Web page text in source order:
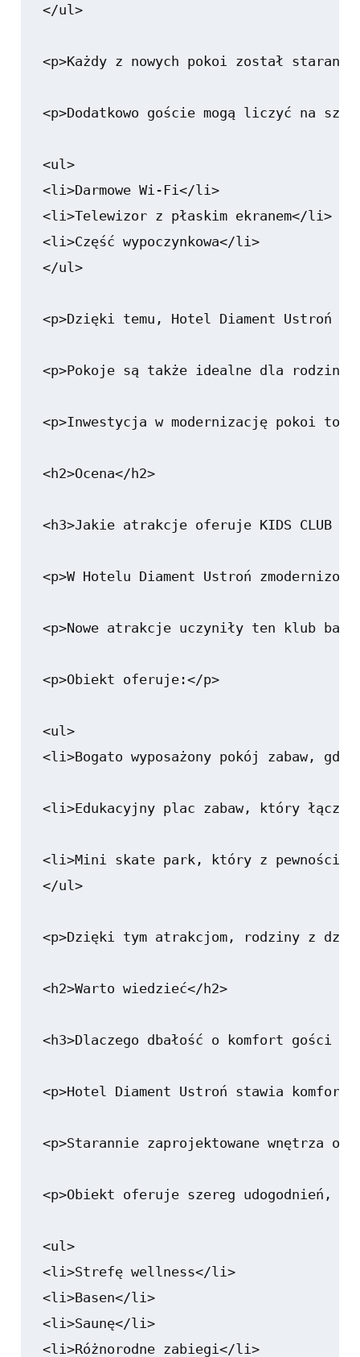
</ul>
<p>Każdy z nowych pokoi został
<p>Dodatkowo goście mogą liczyć na
<ul>
<li>Darmowe Wi-Fi</li>
<li>Telewizor z płaskim ekranem</li>
<li>Część wypoczynkowa</li>
</ul>
<p>Dzięki temu, Hotel Diament Ustroń
<p>Pokoje są także idealne dla rodzin
<p>Inwestycja w modernizację pokoi to
<h2>Ocena</h2>
<h3>Jakie atrakcje oferuje KIDS CLUB w
<p>W Hotelu Diament Ustroń
<p>Nowe atrakcje uczyniły ten klub
<p>Obiekt oferuje:</p>
<ul>
<li>Bogato wyposażony pokój zabaw,
<li>Edukacyjny plac zabaw, który łączy
<li>Mini skate park, który z pewnością
</ul>
<p>Dzięki tym atrakcjom, rodziny z
<h2>Warto wiedzieć</h2>
<h3>Dlaczego dbałość o komfort gości
<p>Hotel Diament Ustroń stawia
<p>Starannie zaprojektowane wnętrza
<p>Obiekt oferuje szereg udogodnień, w
<ul>
<li>Strefę wellness</li>
<li>Basen</li>
<li>Saunę</li>
<li>Różnorodne zabiegi</li>